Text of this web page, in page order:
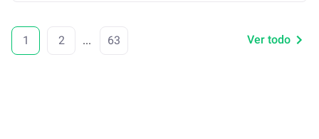
1 2 ... 63 Ver todo